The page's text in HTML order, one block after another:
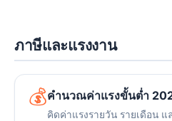
ภาษีและแรงงาน
💰คำนวณค่าแรงขั้นต่ำ
คิดค่าแรงรายวัน รายเดือน แ